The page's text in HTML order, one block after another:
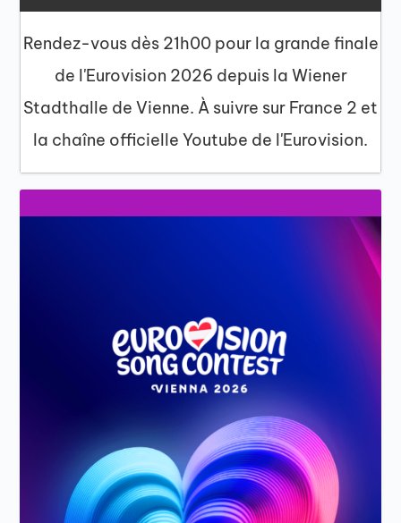
Rendez-vous dès 21h00 pour la grande finale
de l'Eurovision 2026 depuis la Wiener
Stadthalle de Vienne. À suivre sur France 2 et
la chaîne officielle Youtube de l'Eurovision.